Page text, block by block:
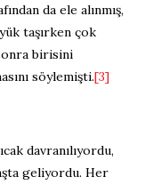
da ele alınmış,
taşırken çok
birisini
söylemişti.[3]
davranılıyordu,
geliyordu. Her